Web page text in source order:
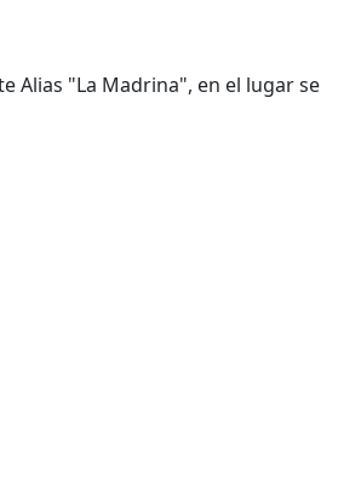
Alias "La Madrina", en el lugar se